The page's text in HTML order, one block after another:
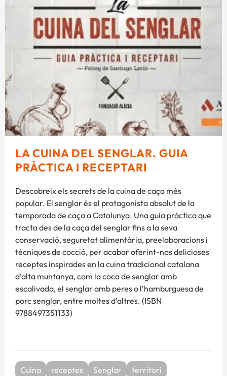
LA CUINA DEL SENGLAR. GUIA
PRÀCTICA I RECEPTARI
Descobreix els secrets de la cuina de caça més
popular. El senglar és el protagonista absolut de la
temporada de caça a Catalunya. Una guia pràctica que
tracta des de la caça del senglar fins a la seva
conservació, seguretat alimentària, preelaboracions i
tècniques de cocció, per acabar oferint-nos delicioses
receptes inspirades en la cuina tradicional catalana
d’alta muntanya, com la coca de senglar amb
escalivada, el senglar amb peres o l’hamburguesa de
porc senglar, entre moltes d’altres. (ISBN
9788497351133)
Cuina receptes Senglar territori